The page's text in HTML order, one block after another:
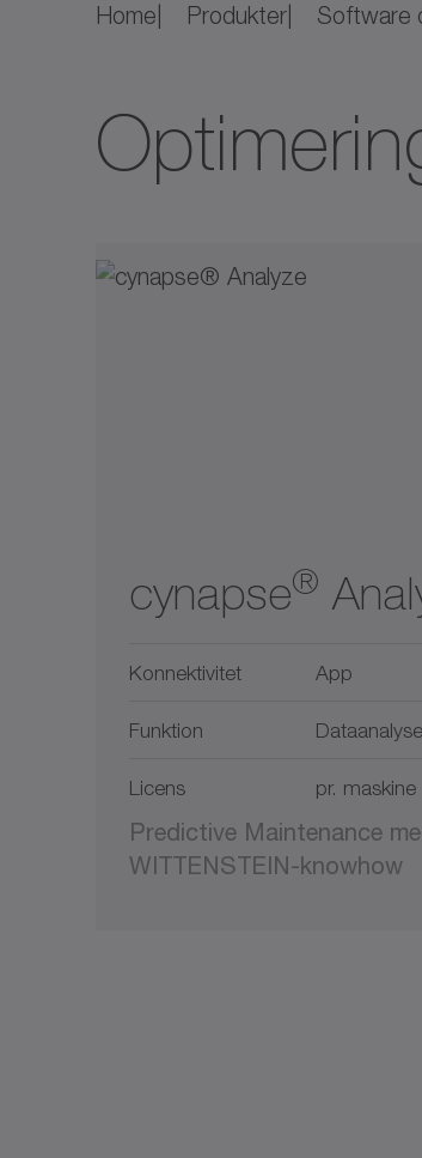
Home Produkter Software
cynapse®
Konnektivitet App
Funktion Dataanalyse
Licens pr. maskine
Predictive Maintenance
WITTENSTEIN-knowhow